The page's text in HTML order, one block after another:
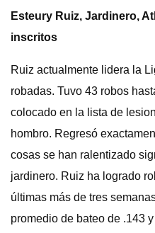
Esteury Ruiz, Jardinero,
inscritos
Ruiz actualmente lidera la
robadas. Tuvo 43 robos
colocado en la lista de
hombro. Regresó
cosas se han ralentizado
jardinero. Ruiz ha logrado
últimas más de tres
promedio de bateo de .143